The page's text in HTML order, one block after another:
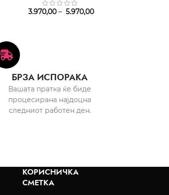
3.970,00 – 5.970,00
БРЗА ИСПОРАКА
Вашата пратка ќе биде
процесирана најдоцна
следниот работен ден.
КОРИСНИЧКА
СМЕТКА